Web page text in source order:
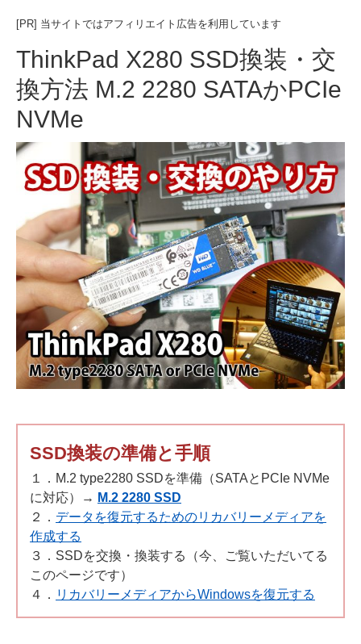
[PR] 当サイトではアフィリエイト広告を利用しています
ThinkPad X280 SSD換装・交
換方法 M.2 2280 SATAかPCIe
NVMe
SSD換装の準備と手順
１．M.2 type2280 SSDを準備（SATAとPCIe NVMe
に対応）→ M.2 2280 SSD
２． データを復元するためのリカバリーメディアを
作成する
３．SSDを交換・換装する（今、ご覧いただいてる
このページです）
４． リカバリーメディアからWindowsを復元する